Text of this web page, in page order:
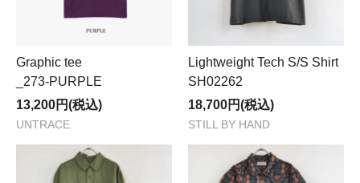
Graphic tee
_273-PURPLE
13,200円(税込)
UNTRACE
Lightweight Tech S/S Shirt
SH02262
18,700円(税込)
STILL BY HAND